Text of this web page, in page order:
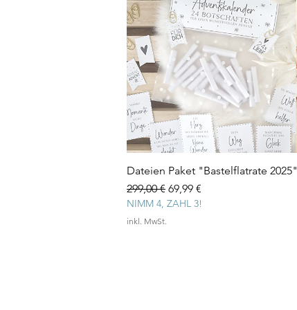
Dateien Paket "Bastelflatrate 2025"
Standardpreis
299,00 € Sale-Preis
69,99 €
NIMM 4, ZAHL 3!
inkl. MwSt.